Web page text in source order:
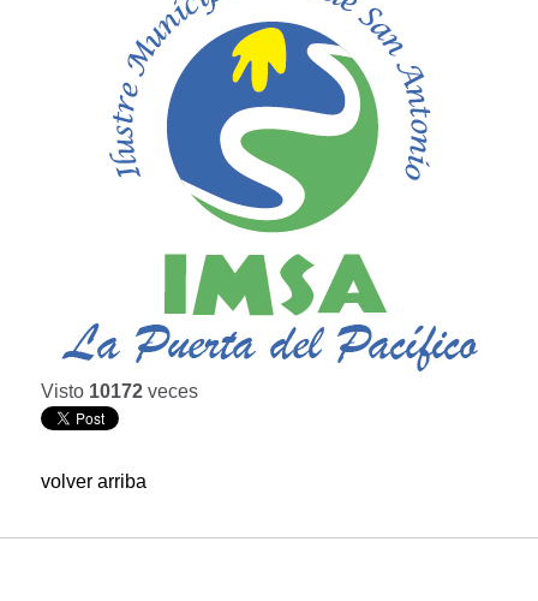
Visto 10172 veces
volver arriba